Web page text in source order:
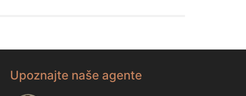
Upoznajte naše agente